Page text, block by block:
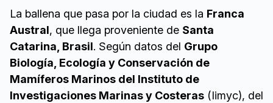
La ballena que pasa por la ciudad es la Franca
Austral, que llega proveniente de Santa
Catarina, Brasil. Según datos del Grupo
Biología, Ecología y Conservación de
Mamíferos Marinos del Instituto de
Investigaciones Marinas y Costeras (Iimyc), del